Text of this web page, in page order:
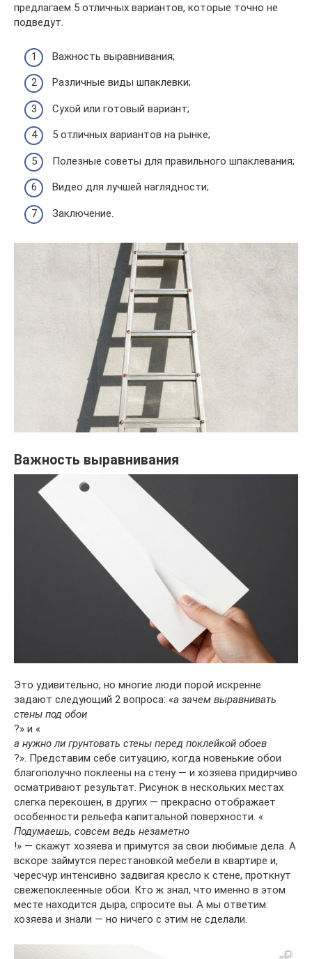
предлагаем 5 отличных вариантов, которые точно не
подведут.
Важность выравнивания;
Различные виды шпаклевки;
Сухой или готовый вариант;
5 отличных вариантов на рынке;
Полезные советы для правильного шпаклевания;
Видео для лучшей наглядности;
Заключение.
Важность выравнивания
Это удивительно, но многие люди порой искренне
задают следующий 2 вопроса: «а зачем выравнивать
стены под обои
?» и «
а нужно ли грунтовать стены перед поклейкой обоев
?». Представим себе ситуацию, когда новенькие обои
благополучно поклеены на стену — и хозяева придирчиво
осматривают результат. Рисунок в нескольких местах
слегка перекошен, в других — прекрасно отображает
особенности рельефа капитальной поверхности. «
Подумаешь, совсем ведь незаметно
!» — скажут хозяева и примутся за свои любимые дела. А
вскоре займутся перестановкой мебели в квартире и,
чересчур интенсивно задвигая кресло к стене, проткнут
свежепоклеенные обои. Кто ж знал, что именно в этом
месте находится дыра, спросите вы. А мы ответим:
хозяева и знали — но ничего с этим не сделали.